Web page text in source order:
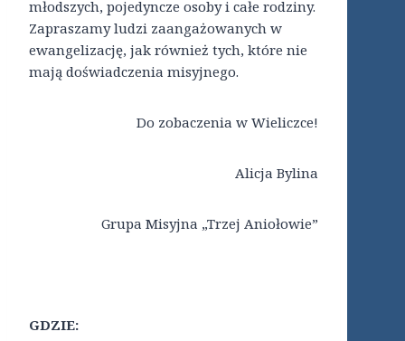
młodszych, pojedyncze osoby i całe rodziny.
Zapraszamy ludzi zaangażowanych w
ewangelizację, jak również tych, które nie
mają doświadczenia misyjnego.
Do zobaczenia w Wieliczce!
Alicja Bylina
Grupa Misyjna „Trzej Aniołowie”
GDZIE: